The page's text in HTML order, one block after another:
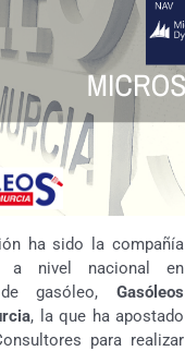
ha sido la compañía
a nivel nacional en
de gasóleo,Gasóleos
, la que ha apostado
para realizar